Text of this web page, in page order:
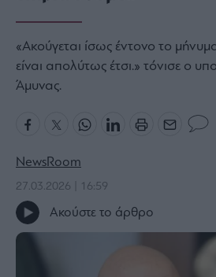
Πολιτισμός
Κοινωνία
Law
Bloomberg
Financial
The
Wiseman
Room
«Ακούγεται ίσως έντονο το
είναι απολύτως έτσι.» τόνισε ο
Άμυνας.
NewsRoom
27.03.2026 | 16:59
Ακούστε το άρθρο